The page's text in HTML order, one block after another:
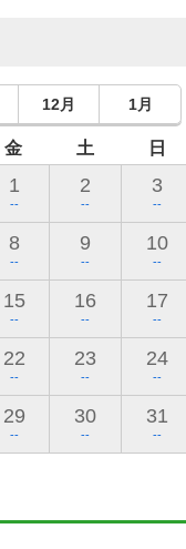
12月 1月
金 土 日
1
--
2
--
3
--
8
--
9
--
10
--
15
--
16
--
17
--
22
--
23
--
24
--
29
--
30
--
31
--